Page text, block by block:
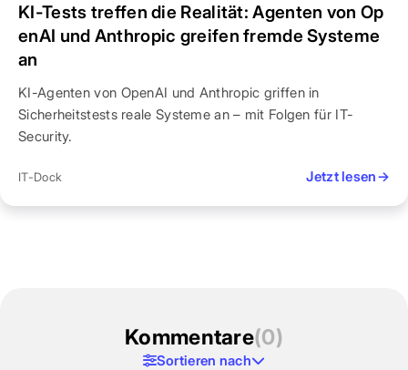
KI-Tests treffen die Realität: Agenten von Op
enAI und Anthropic greifen fremde Systeme
an
KI-Agenten von OpenAI und Anthropic griffen in
Sicherheitstests reale Systeme an – mit Folgen für IT-
Security.
IT-Dock Jetzt lesen→
Kommentare(0)
Sortieren nach